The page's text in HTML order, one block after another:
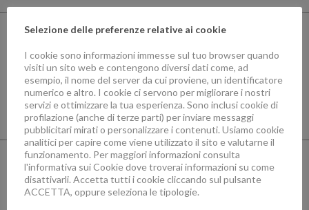
Need help?Per telefono +377 97 70 87 34 o per mail
customer.care@demetragioielli.com
Selezione delle preferenze relative ai cookie
I cookie sono informazioni immesse sul tuo browser quando
visiti un sito web e contengono diversi dati come, ad
esempio, il nome del server da cui proviene, un identificatore
numerico e altro. I cookie ci servono per migliorare i nostri
servizi e ottimizzare la tua esperienza. Sono inclusi cookie di
profilazione (anche di terze parti) per inviare messaggi
pubblicitari mirati o personalizzare i contenuti. Usiamo cookie
analitici per capire come viene utilizzato il sito e valutarne il
funzionamento. Per maggiori informazioni consulta
l'informativa sui Cookie dove troverai informazioni su come
disattivarli. Accetta tutti i cookie cliccando sul pulsante
ACCETTA, oppure seleziona le tipologie.